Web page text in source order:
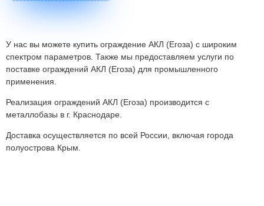
У нас вы можете купить ограждение АКЛ (Егоза) с широким
спектром параметров. Также мы предоставляем услуги по
поставке ограждений АКЛ (Егоза) для промышленного
применения.
Реализация ограждений АКЛ (Егоза) производится с
металлобазы в г. Краснодаре.
Доставка осуществляется по всей России, включая города
полуострова Крым.